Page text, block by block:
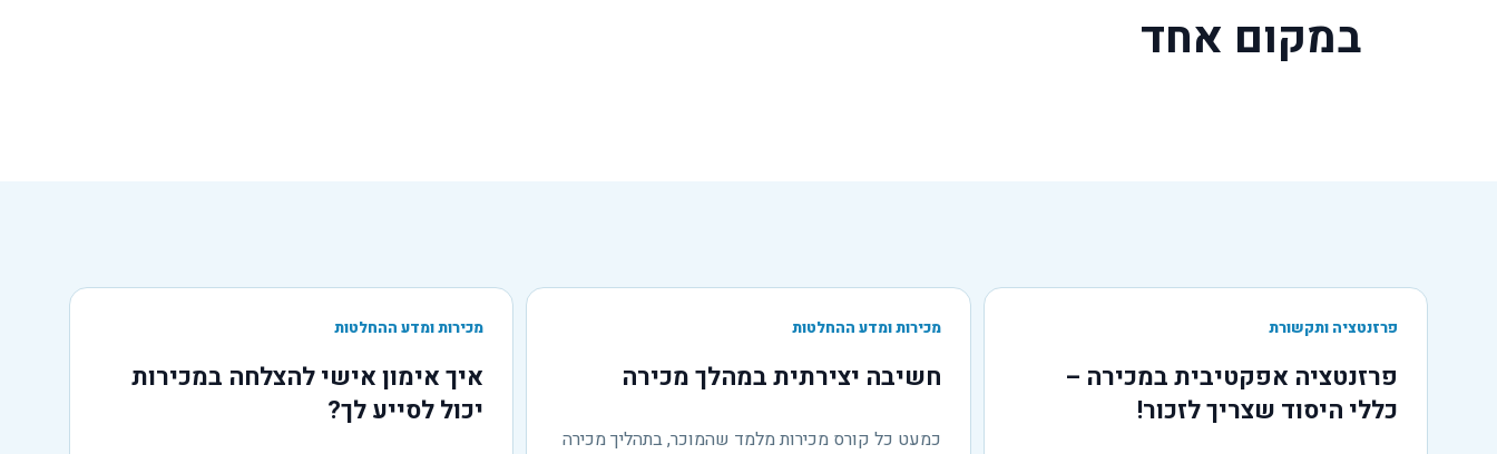
במקום אחד
פרזנטציה ותקשורת
פרזנטציה אפקטיבית במכירה –
כללי היסוד שצריך לזכור!
מכירות ומדע ההחלטות
חשיבה יצירתית במהלך מכירה
כמעט כל קורס מכירות מלמד שהמוכר, בתהליך מכירה
מכירות ומדע ההחלטות
איך אימון אישי להצלחה במכירות
יכול לסייע לך?